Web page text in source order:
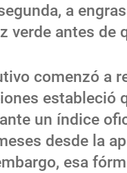
a
verde antes de
comenzó a
estableció
un índice
desde la
esa